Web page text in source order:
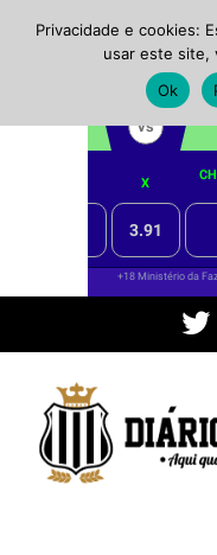
conteúdo
Privacidade e cookies:
usar este site,
Ok